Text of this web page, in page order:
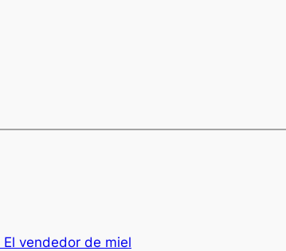
El vendedor de miel